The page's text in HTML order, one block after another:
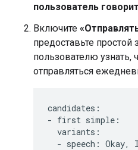
пользователь
Включите
предоставьте простой
пользователю узнать,
отправляться
candidates :
- first simple :
variants :
- speech : Okay, I